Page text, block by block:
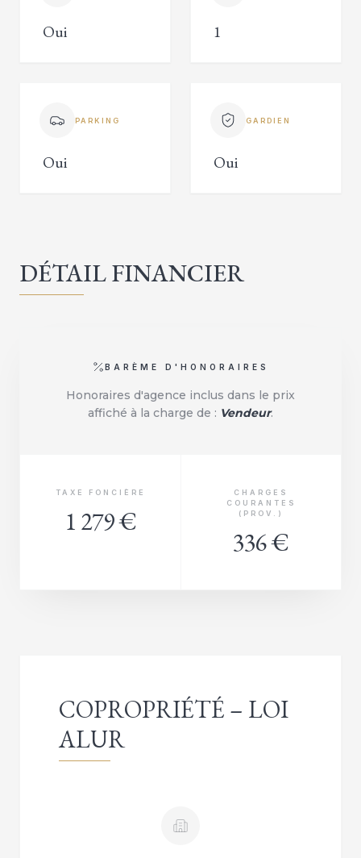
Oui 1
PARKING
Oui
GARDIEN
Oui
DÉTAIL FINANCIER
BARÈME D'HONORAIRES
Honoraires d'agence inclus dans le prix
affiché à la charge de : Vendeur.
TAXE FONCIÈRE
1 279 €
CHARGES
COURANTES
(PROV.)
336 €
COPROPRIÉTÉ – LOI
ALUR